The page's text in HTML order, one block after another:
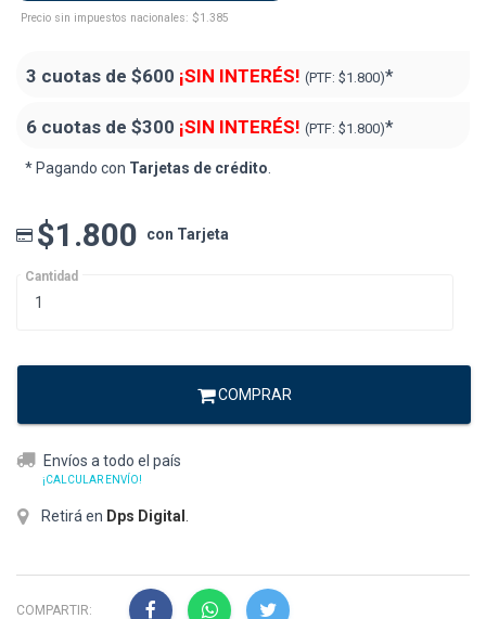
Precio sin impuestos nacionales: $1.385
3 cuotas de $600 ¡SIN INTERÉS! (PTF: $1.800)*
6 cuotas de $300 ¡SIN INTERÉS! (PTF: $1.800)*
* Pagando con Tarjetas de crédito.
$1.800 con Tarjeta
Cantidad
COMPRAR
Envíos a todo el país
¡CALCULAR ENVÍO!
Retirá en Dps Digital
COMPARTIR: